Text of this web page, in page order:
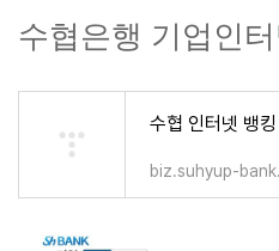
수협은행 기업인
수협 인터넷 뱅킹
biz.suhyup-